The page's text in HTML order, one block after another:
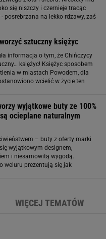
się niszczy i czernieje tracąc
posrebrzana na lekko rdzawy, zaś
sztuczny księżyc
informacja o tym, że Chińczycy
księżyc! Księżyc sposobem
w miastach Powodem, dla
wcielić w życie ten
wyjątkowe buty ze 100%
ocieplane naturalnym
– buty z oferty marki
wyjątkowym designem,
i niesamowitą wygodą.
weluru prezentują się jak
WIĘCEJ TEMATÓW